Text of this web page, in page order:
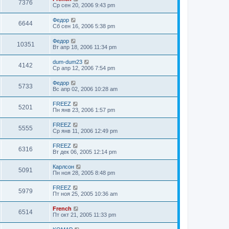
7376
Ср сен 20, 2006 9:43 pm
6644
Федор
Сб сен 16, 2006 5:38 pm
10351
Федор
Вт апр 18, 2006 11:34 pm
4142
dum-dum23
Ср апр 12, 2006 7:54 pm
5733
Федор
Вс апр 02, 2006 10:28 am
5201
FREEZ
Пн янв 23, 2006 1:57 pm
5555
FREEZ
Ср янв 11, 2006 12:49 pm
6316
FREEZ
Вт дек 06, 2005 12:14 pm
5091
Карлсон
Пн ноя 28, 2005 8:48 pm
5979
FREEZ
Пт ноя 25, 2005 10:36 am
6514
French
Пт окт 21, 2005 11:33 pm